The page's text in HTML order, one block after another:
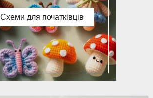
Схеми для початківців